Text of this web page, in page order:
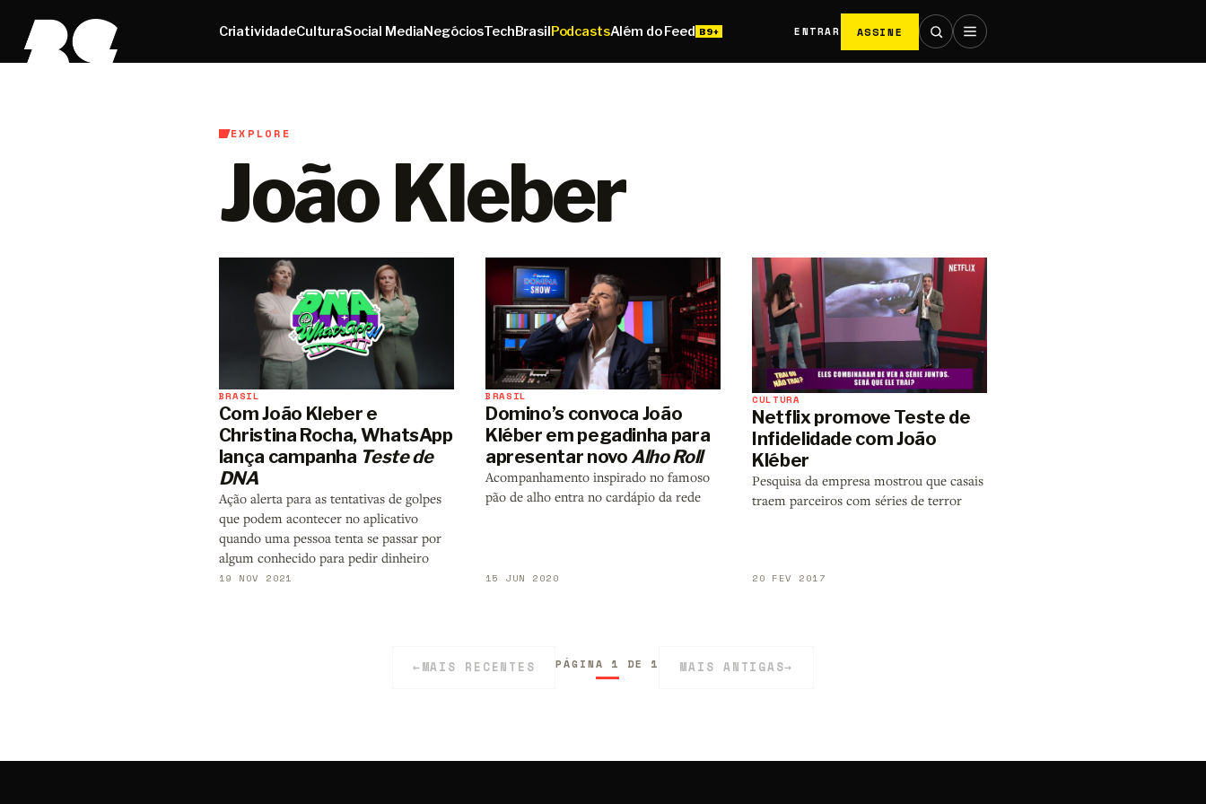
CriatividadeCulturaSocial MediaNegóciosTechBrasilPodcastsAlém do Feed ENTRAR ASSINE
EXPLORE
João Kleber
BRASIL
Com João Kleber e
Christina Rocha, WhatsApp
lança campanha Teste de
DNA
Ação alerta para as tentativas de golpes
que podem acontecer no aplicativo
quando uma pessoa tenta se passar por
algum conhecido para pedir dinheiro
19 NOV 2021
BRASIL
Domino’s convoca João
Kléber em pegadinha para
apresentar novoAlho Roll
Acompanhamento inspirado no famoso
pão de alho entra no cardápio da rede
15 JUN 2020
CULTURA
Netflix promove Teste de
Infidelidade com João
Kléber
Pesquisa da empresa mostrou que casais
traem parceiros com séries de terror
20 FEV 2017
←MAIS RECENTES PÁGINA 1 DE 1 MAIS ANTIGAS→